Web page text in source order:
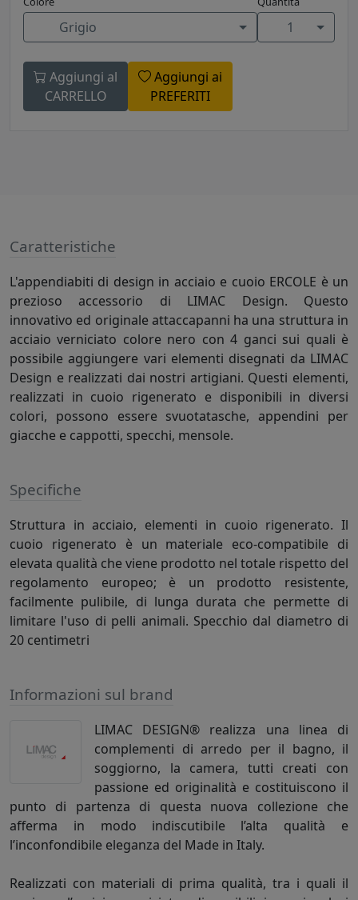
Grigio 1
Aggiungi al
CARRELLO
Aggiungi ai
PREFERITI
Caratteristiche
L'appendiabiti di design in acciaio e cuoio ERCOLE è un
prezioso accessorio di LIMAC Design. Questo
innovativo ed originale attaccapanni ha una struttura in
acciaio verniciato colore nero con 4 ganci sui quali è
possibile aggiungere vari elementi disegnati da LIMAC
Design e realizzati dai nostri artigiani. Questi elementi,
realizzati in cuoio rigenerato e disponibili in diversi
colori, possono essere svuotatasche, appendini per
giacche e cappotti, specchi, mensole.
Specifiche
Struttura in acciaio, elementi in cuoio rigenerato. Il
cuoio rigenerato è un materiale eco-compatibile di
elevata qualità che viene prodotto nel totale rispetto del
regolamento europeo; è un prodotto resistente,
facilmente pulibile, di lunga durata che permette di
limitare l'uso di pelli animali. Specchio dal diametro di
20 centimetri
Informazioni sul brand
LIMAC DESIGN® realizza una linea di
complementi di arredo per il bagno, il
soggiorno, la camera, tutti creati con
passione ed originalità e costituiscono il
punto di partenza di questa nuova collezione che
afferma in modo indiscutibile l’alta qualità e
l’inconfondibile eleganza del Made in Italy.
Realizzati con materiali di prima qualità, tra i quali il